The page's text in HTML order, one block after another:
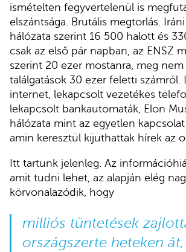
ismételten fegyvertelenül is
elszántsága. Brutális megtorlás.
hálózata szerint 16 500 halott és
csak az első pár napban, az ENSZ
szerint 20 ezer mostanra, meg
találgatások 30 ezer feletti számról.
internet, lekapcsolt vezetékes
lekapcsolt bankautomaták, Elon
hálózata mint az egyetlen
amin keresztül kijuthattak hírek az
Itt tartunk jelenleg. Az
amit tudni lehet, az alapján elég
körvonalazódik, hogy
milliós tüntetések
országszerte heteken